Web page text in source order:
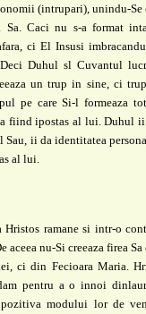
(intrupari), unindu-
Sa. Caci nu s-a format
ci El Insusi
Duhul sl Cuvantul
un trup in sine, ci
pe care Si-l formeaza
fiind ipostas al lui. Duhul
Sau, ii da identitatea
al lui.
Hristos ramane si intr-o
aceea nu-Si creeaza firea
ci din Fecioara Maria.
pentru a o innoi
modului lor de